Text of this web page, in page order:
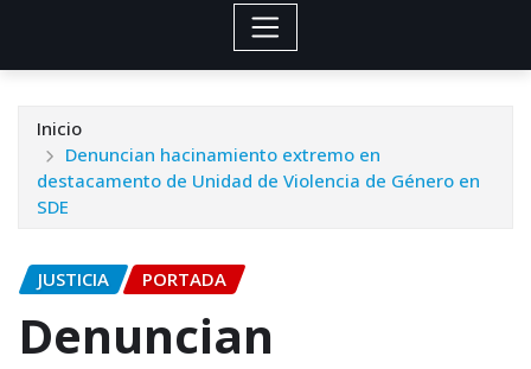
Inicio
Denuncian hacinamiento extremo en
destacamento de Unidad de Violencia de Género en
SDE
JUSTICIA PORTADA
Denuncian